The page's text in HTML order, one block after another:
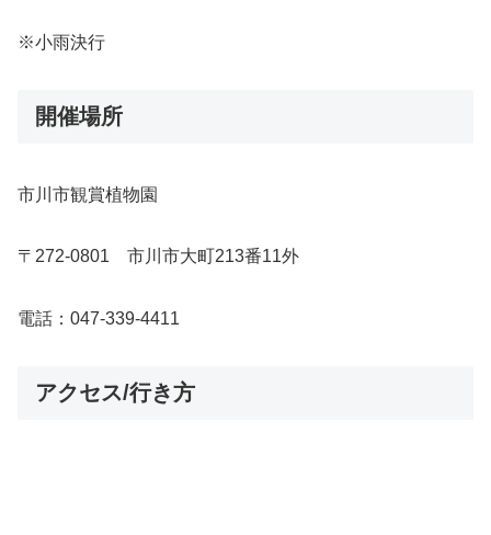
※小雨決行
開催場所
市川市観賞植物園
〒272-0801 市川市大町213番11外
電話：047-339-4411
アクセス/行き方